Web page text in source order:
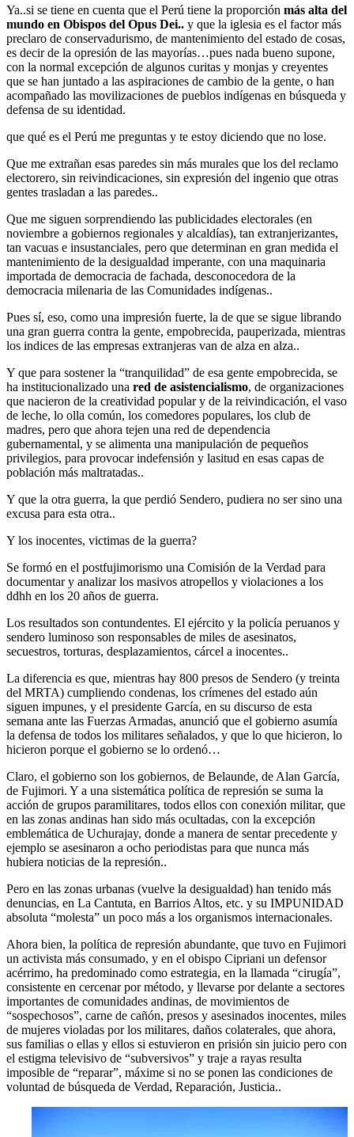
Ya..si se tiene en cuenta que el Perú tiene la proporción más alta del
mundo en Obispos del Opus Dei.. y que la iglesia es el factor más
preclaro de conservadurismo, de mantenimiento del estado de cosas,
es decir de la opresión de las mayorías…pues nada bueno supone,
con la normal excepción de algunos curitas y monjas y creyentes
que se han juntado a las aspiraciones de cambio de la gente, o han
acompañado las movilizaciones de pueblos indígenas en búsqueda y
defensa de su identidad.
que qué es el Perú me preguntas y te estoy diciendo que no lose.
Que me extrañan esas paredes sin más murales que los del reclamo
electorero, sin reivindicaciones, sin expresión del ingenio que otras
gentes trasladan a las paredes..
Que me siguen sorprendiendo las publicidades electorales (en
noviembre a gobiernos regionales y alcaldías), tan extranjerizantes,
tan vacuas e insustanciales, pero que determinan en gran medida el
mantenimiento de la desigualdad imperante, con una maquinaria
importada de democracia de fachada, desconocedora de la
democracia milenaria de las Comunidades indígenas..
Pues sí, eso, como una impresión fuerte, la de que se sigue librando
una gran guerra contra la gente, empobrecida, pauperizada, mientras
los indices de las empresas extranjeras van de alza en alza..
Y que para sostener la “tranquilidad” de esa gente empobrecida, se
ha institucionalizado una red de asistencialismo, de organizaciones
que nacieron de la creatividad popular y de la reivindicación, el vaso
de leche, lo olla común, los comedores populares, los club de
madres, pero que ahora tejen una red de dependencia
gubernamental, y se alimenta una manipulación de pequeños
privilegios, para provocar indefensión y lasitud en esas capas de
población más maltratadas..
Y que la otra guerra, la que perdió Sendero, pudiera no ser sino una
excusa para esta otra..
Y los inocentes, victimas de la guerra?
Se formó en el postfujimorismo una Comisión de la Verdad para
documentar y analizar los masivos atropellos y violaciones a los
ddhh en los 20 años de guerra.
Los resultados son contundentes. El ejército y la policía peruanos y
sendero luminoso son responsables de miles de asesinatos,
secuestros, torturas, desplazamientos, cárcel a inocentes..
La diferencia es que, mientras hay 800 presos de Sendero (y treinta
del MRTA) cumpliendo condenas, los crímenes del estado aún
siguen impunes, y el presidente García, en su discurso de esta
semana ante las Fuerzas Armadas, anunció que el gobierno asumía
la defensa de todos los militares señalados, y que lo que hicieron, lo
hicieron porque el gobierno se lo ordenó…
Claro, el gobierno son los gobiernos, de Belaunde, de Alan García,
de Fujimori. Y a una sistemática política de represión se suma la
acción de grupos paramilitares, todos ellos con conexión militar, que
en las zonas andinas han sido más ocultadas, con la excepción
emblemática de Uchurajay, donde a manera de sentar precedente y
ejemplo se asesinaron a ocho periodistas para que nunca más
hubiera noticias de la represión..
Pero en las zonas urbanas (vuelve la desigualdad) han tenido más
denuncias, en La Cantuta, en Barrios Altos, etc. y su IMPUNIDAD
absoluta “molesta” un poco más a los organismos internacionales.
Ahora bien, la política de represión abundante, que tuvo en Fujimori
un activista más consumado, y en el obispo Cipriani un defensor
acérrimo, ha predominado como estrategia, en la llamada “cirugía”,
consistente en cercenar por método, y llevarse por delante a sectores
importantes de comunidades andinas, de movimientos de
“sospechosos”, carne de cañón, presos y asesinados inocentes, miles
de mujeres violadas por los militares, daños colaterales, que ahora,
sus familias o ellas y ellos si estuvieron en prisión sin juicio pero con
el estigma televisivo de “subversivos” y traje a rayas resulta
imposible de “reparar”, máxime si no se ponen las condiciones de
voluntad de búsqueda de Verdad, Reparación, Justicia..